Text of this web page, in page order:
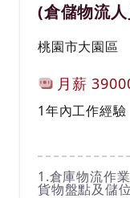
(倉儲物流
桃園市大園區
月薪
1年內工作經驗
工作內容
1.倉庫物流作
貨物盤點及儲